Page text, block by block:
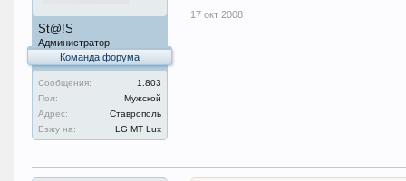
St@!S
Администратор
Команда форума
Сообщения:
1.803
Пол:
Мужской
Адрес:
Ставрополь
Езжу на:
LG MT Lux
17 окт 2008